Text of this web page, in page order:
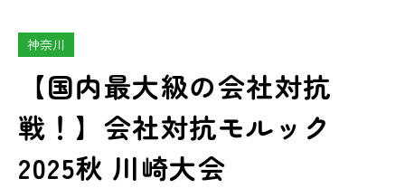
神奈川
【国内最大級の会社対抗
戦！】会社対抗モルック
2025秋 川崎大会